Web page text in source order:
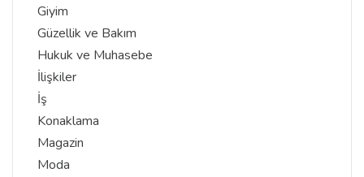
Giyim
Güzellik ve Bakım
Hukuk ve Muhasebe
İlişkiler
İş
Konaklama
Magazin
Moda